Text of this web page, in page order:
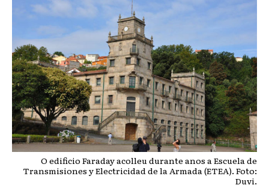
O edificio Faraday acolleu durante anos a Escuela de
Transmisiones y Electricidad de la Armada (ETEA). Foto:
Duvi.